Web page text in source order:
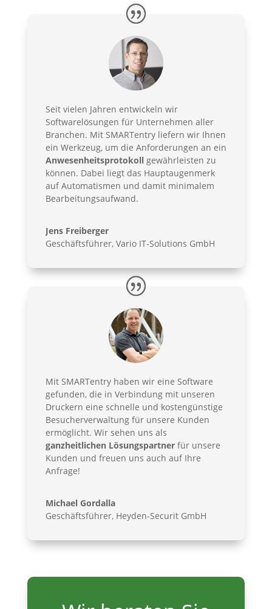
Seit vielen Jahren entwickeln wir
Softwarelösungen für Unternehmen aller
Branchen. Mit SMARTentry liefern wir Ihnen
ein Werkzeug, um die Anforderungen an ein
Anwesenheitsprotokollgewährleisten zu
können. Dabei liegt das Hauptaugenmerk
auf Automatismen und damit minimalem
Bearbeitungsaufwand.
Jens Freiberger
Geschäftsführer, Vario IT-Solutions GmbH
Mit SMARTentry haben wir eine Software
gefunden, die in Verbindung mit unseren
Druckern eine schnelle und kostengünstige
Besucherverwaltung für unsere Kunden
ermöglicht. Wir sehen uns als
ganzheitlichen Lösungspartnerfür unsere
Kunden und freuen uns auch auf Ihre
Anfrage!
Michael Gordalla
Geschäftsführer, Heyden-Securit GmbH